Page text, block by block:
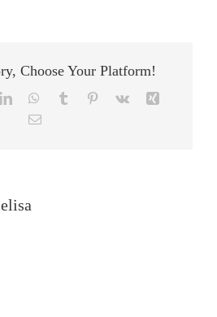
Choose Your Platform!
LinkedInWhatsApp
Tumblr Pinterest
Vk
Email
elisa